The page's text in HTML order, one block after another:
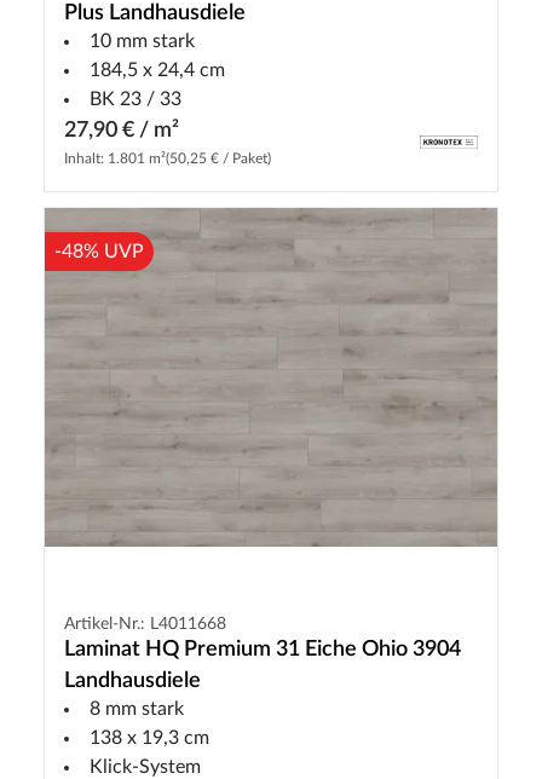
Plus Landhausdiele
10 mm stark
184,5 x 24,4 cm
BK 23 / 33
27,90 € / m²
Inhalt: 1.801 m²(50,25 € / Paket)
-48% UVP
Artikel-Nr.: L4011668
Laminat HQ Premium 31 Eiche Ohio 3904
Landhausdiele
8 mm stark
138 x 19,3 cm
Klick-System